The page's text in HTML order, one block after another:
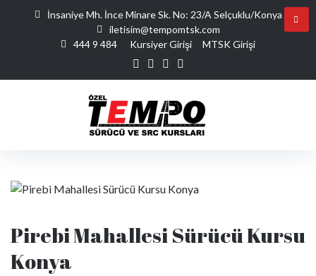
İnsaniye Mh. İnce Minare Sk. No: 23/A Selçuklu/Konya
iletisim@tempomtsk.com
444 9 484
Kursiyer Girişi MTSK Girişi
Pirebi Mahallesi Sürücü Kursu
Konya